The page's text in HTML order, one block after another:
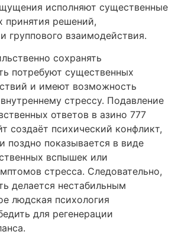
исполняют существенные
принятия решений,
группового взаимодействия.
сохранять
потребуют существенных
и имеют возможность
стрессу. Подавление
ответов в азино 777
создаёт психический конфликт,
поздно показывается в виде
вспышек или
стресса. Следовательно,
делается нестабильным
людская психология
для регенерации